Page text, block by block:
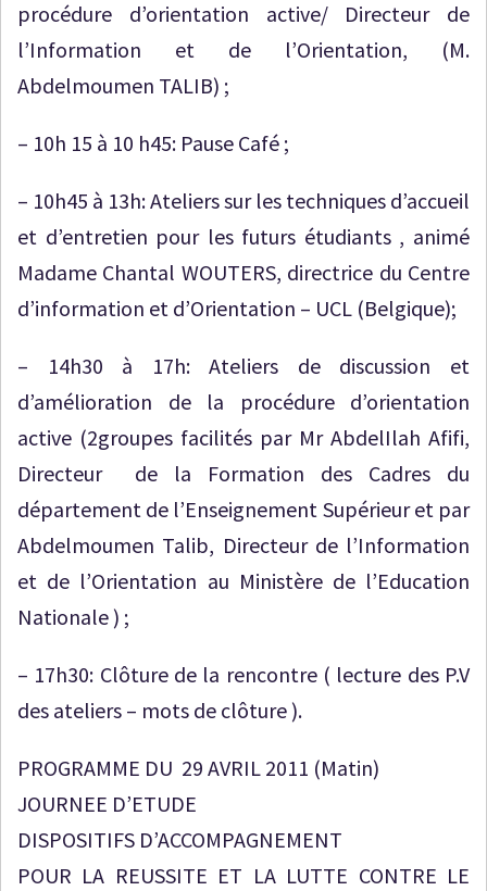
procédure d’orientation active/ Directeur de
l’Information et de l’Orientation, (M.
Abdelmoumen TALIB) ;
– 10h 15 à 10 h45: Pause Café ;
– 10h45 à 13h: Ateliers sur les techniques d’accueil
et d’entretien pour les futurs étudiants , animé
Madame Chantal WOUTERS, directrice du Centre
d’information et d’Orientation – UCL (Belgique);
– 14h30 à 17h: Ateliers de discussion et
d’amélioration de la procédure d’orientation
active (2groupes facilités par Mr AbdelIlah Afifi,
Directeur de la Formation des Cadres du
département de l’Enseignement Supérieur et par
Abdelmoumen Talib, Directeur de l’Information
et de l’Orientation au Ministère de l’Education
Nationale ) ;
– 17h30: Clôture de la rencontre ( lecture des P.V
des ateliers – mots de clôture ).
PROGRAMME DU 29 AVRIL 2011 (Matin)
JOURNEE D’ETUDE
DISPOSITIFS D’ACCOMPAGNEMENT
POUR LA REUSSITE ET LA LUTTE CONTRE LE